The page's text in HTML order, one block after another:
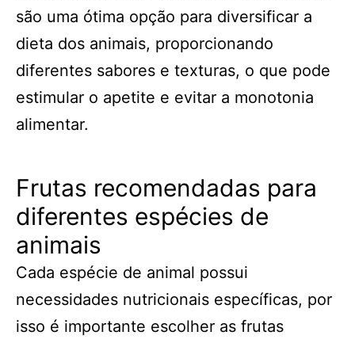
são uma ótima opção para diversificar a
dieta dos animais, proporcionando
diferentes sabores e texturas, o que pode
estimular o apetite e evitar a monotonia
alimentar.
Frutas recomendadas para
diferentes espécies de
animais
Cada espécie de animal possui
necessidades nutricionais específicas, por
isso é importante escolher as frutas